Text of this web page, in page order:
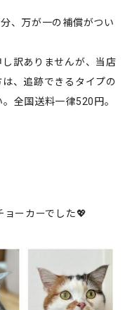
、万が一の補償がつい
訳ありませんが、当店
、追跡できるタイプの
全国送料一律520円。
ョーカーでした💖